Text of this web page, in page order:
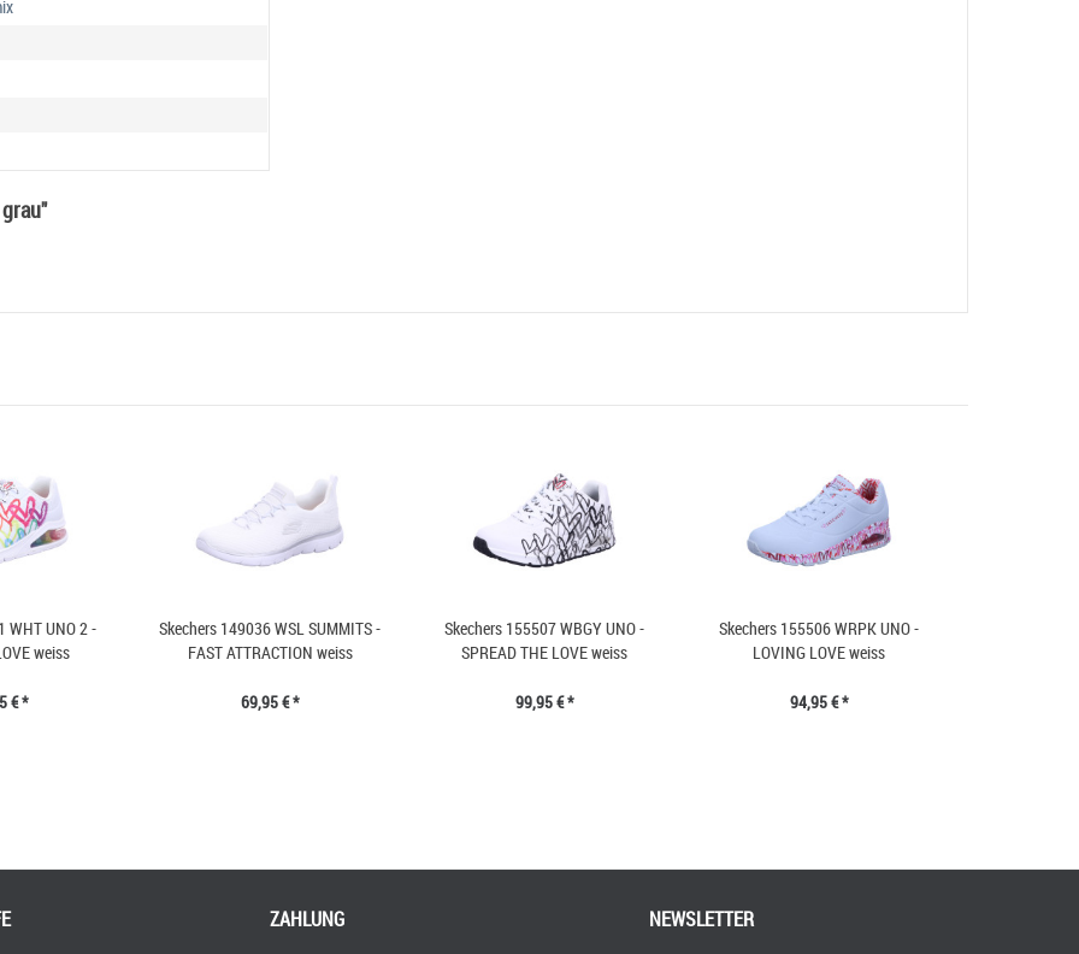
WHT UNO 2 -
weiss
€ *
Skechers 149036 WSL SUMMITS -
FAST ATTRACTION weiss
69,95 € *
Skechers 155507 WBGY UNO -
SPREAD THE LOVE weiss
99,95 € *
Skechers 155506 WRPK UNO -
LOVING LOVE weiss
94,95 € *
ZAHLUNG NEWSLETTER